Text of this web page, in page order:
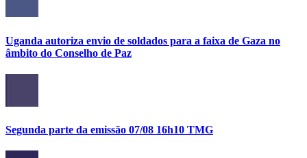
Uganda autoriza envio de soldados para a faixa de Gaza no
âmbito do Conselho de Paz
Segunda parte da emissão 07/08 16h10 TMG